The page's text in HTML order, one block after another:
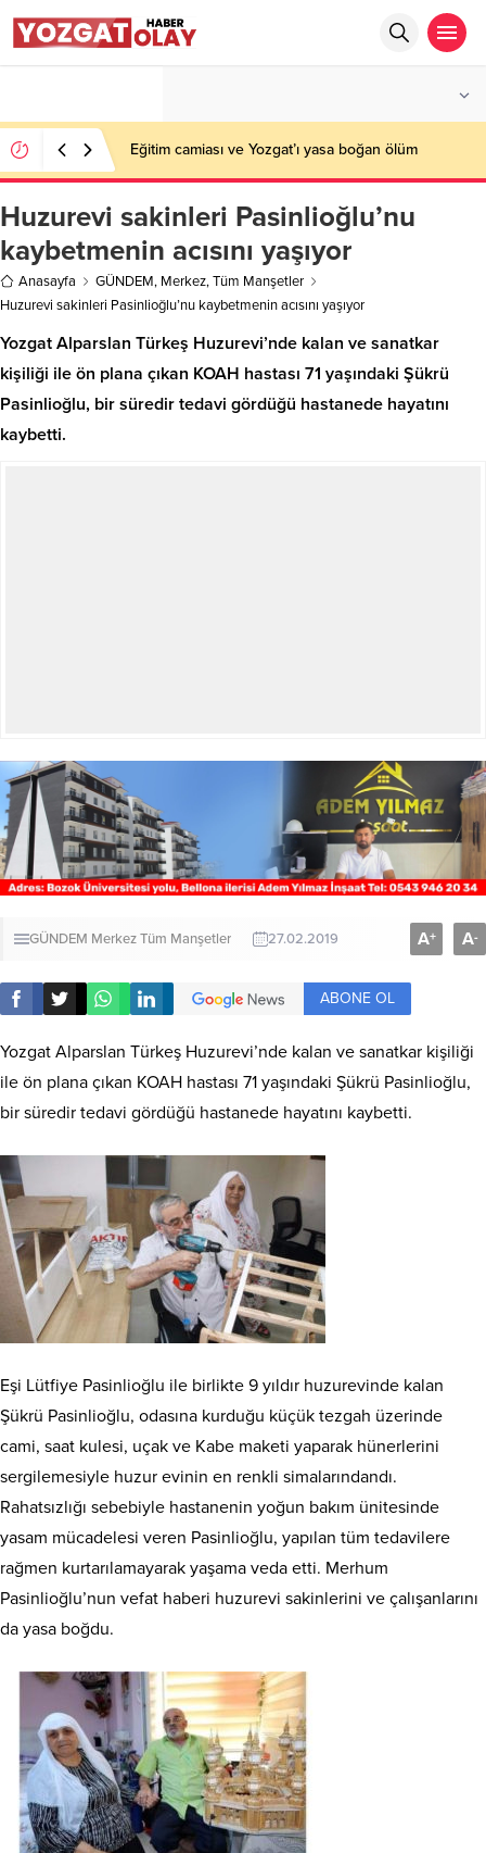
Eğitim camiası ve Yozgat’ı yasa boğan ölüm
Huzurevi sakinleri Pasinlioğlu’nu
kaybetmenin acısını yaşıyor
Anasayfa GÜNDEM, Merkez,Tüm Manşetler
Huzurevi sakinleri Pasinlioğlu’nu kaybetmenin acısını yaşıyor
Yozgat Alparslan Türkeş Huzurevi’nde kalan ve sanatkar
kişiliği ile ön plana çıkan KOAH hastası 71 yaşındaki Şükrü
Pasinlioğlu, bir süredir tedavi gördüğü hastanede hayatını
kaybetti.
GÜNDEM MerkezTüm Manşetler 27.02.2019 A+ A-
ABONE OL
Yozgat Alparslan Türkeş Huzurevi’nde kalan ve sanatkar kişiliği
ile ön plana çıkan KOAH hastası 71 yaşındaki Şükrü Pasinlioğlu,
bir süredir tedavi gördüğü hastanede hayatını kaybetti.
Eşi Lütfiye Pasinlioğlu ile birlikte 9 yıldır huzurevinde kalan
Şükrü Pasinlioğlu, odasına kurduğu küçük tezgah üzerinde
cami, saat kulesi, uçak ve Kabe maketi yaparak hünerlerini
sergilemesiyle huzur evinin en renkli simalarındandı.
Rahatsızlığı sebebiyle hastanenin yoğun bakım ünitesinde
yasam mücadelesi veren Pasinlioğlu, yapılan tüm tedavilere
rağmen kurtarılamayarak yaşama veda etti. Merhum
Pasinlioğlu’nun vefat haberi huzurevi sakinlerini ve çalışanlarını
da yasa boğdu.